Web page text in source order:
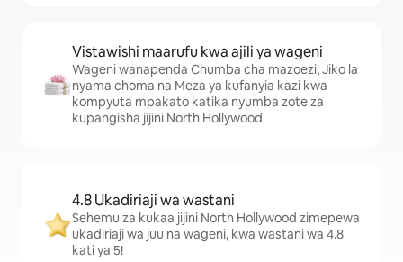
Vistawishi maarufu kwa ajili ya wageni
Wageni wanapenda Chumba cha mazoezi, Jiko la
nyama choma na Meza ya kufanyia kazi kwa
kompyuta mpakato katika nyumba zote za
kupangisha jijini North Hollywood
4.8 Ukadiriaji wa wastani
Sehemu za kukaa jijini North Hollywood zimepewa
ukadiriaji wa juu na wageni, kwa wastani wa 4.8
kati ya 5!